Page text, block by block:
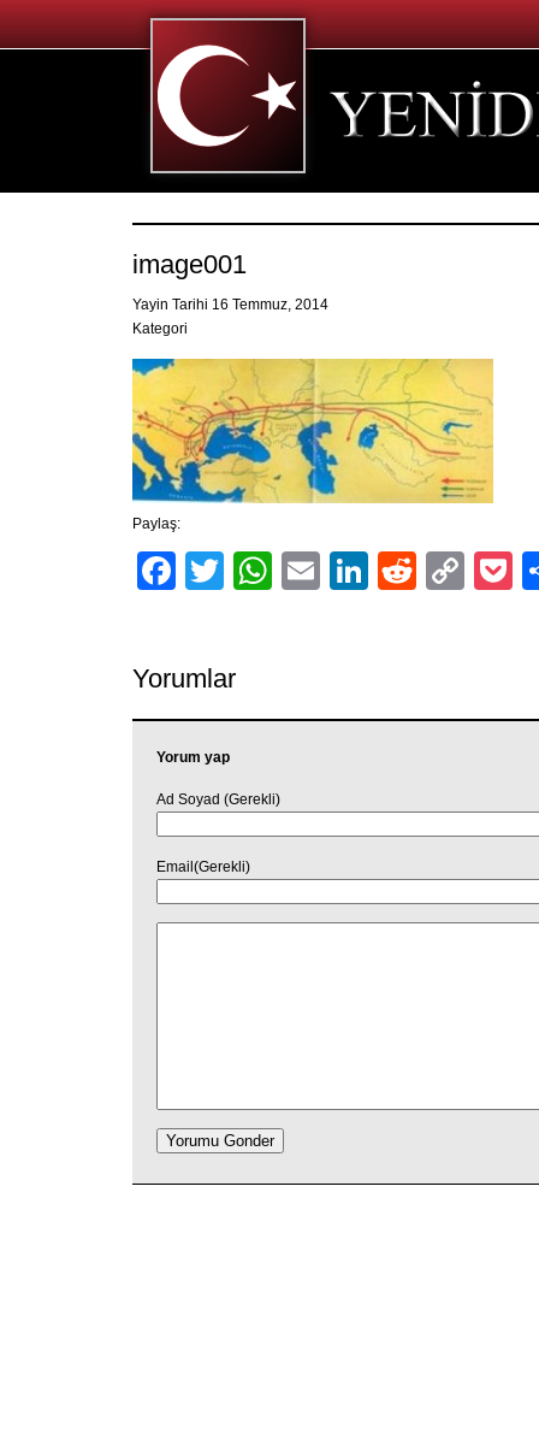
image001
Yayin Tarihi 16 Temmuz, 2014
Kategori
Paylaş:
Facebook
TwitterWhatsApp
EmailLinkedIn
Reddit
Yorumlar
Yorum yap
Ad Soyad (Gerekli)
Email(Gerekli)